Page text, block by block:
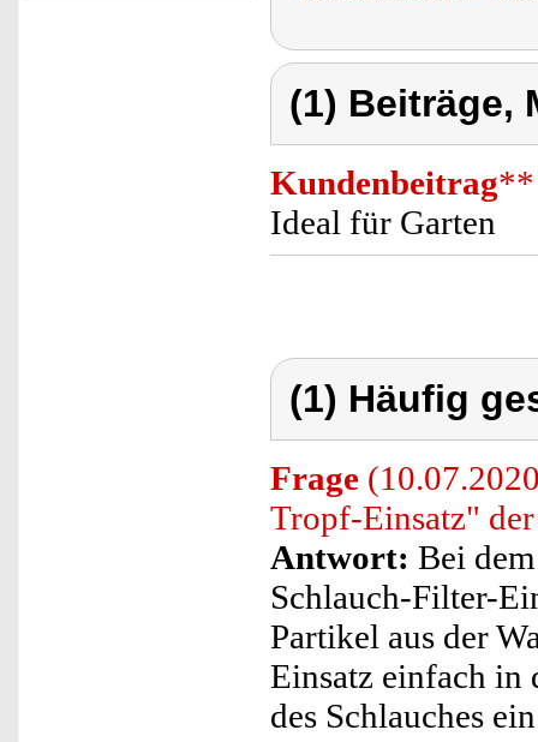
(1) Beiträge,
Kundenbeitrag**
Ideal für Garten
(1) Häufig
Frage
Tropf-Einsatz"
Antwort: Bei
Schlauch-Filter-
Partikel aus der
Einsatz einfach in
des Schlauches